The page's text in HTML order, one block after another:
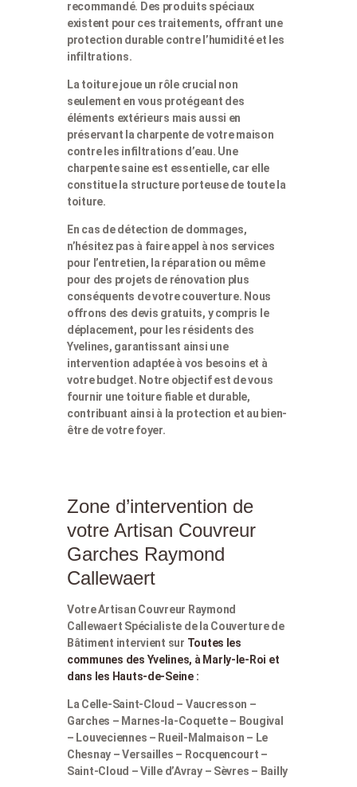
recommandé. Des produits spéciaux
existent pour ces traitements, offrant une
protection durable contre l’humidité et les
infiltrations.
La toiture joue un rôle crucial non
seulement en vous protégeant des
éléments extérieurs mais aussi en
préservant la charpente de votre maison
contre les infiltrations d’eau. Une
charpente saine est essentielle, car elle
constitue la structure porteuse de toute la
toiture.
En cas de détection de dommages,
n’hésitez pas à faire appel à nos services
pour l’entretien, la réparation ou même
pour des projets de rénovation plus
conséquents de votre couverture. Nous
offrons des devis gratuits, y compris le
déplacement, pour les résidents des
Yvelines, garantissant ainsi une
intervention adaptée à vos besoins et à
votre budget. Notre objectif est de vous
fournir une toiture fiable et durable,
contribuant ainsi à la protection et au bien-
être de votre foyer.
Zone d’intervention de
votre Artisan Couvreur
Garches Raymond
Callewaert
Votre Artisan Couvreur Raymond
Callewaert Spécialiste de la Couverture de
Bâtiment intervient sur Toutes les
communes des Yvelines, à Marly-le-Roi et
dans les Hauts-de-Seine :
La Celle-Saint-Cloud – Vaucresson –
Garches – Marnes-la-Coquette – Bougival
– Louveciennes – Rueil-Malmaison – Le
Chesnay – Versailles – Rocquencourt –
Saint-Cloud – Ville d’Avray – Sèvres – Bailly